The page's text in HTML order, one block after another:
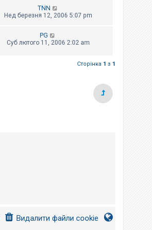
TNN
Нед березня 12, 2006 5:07 pm
PG
Суб лютого 11, 2006 2:02 am
Сторінка 1 з 1
Видалити файли cookie